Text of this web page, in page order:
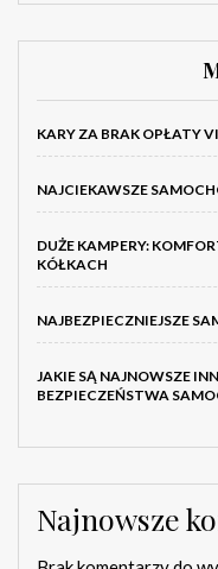
KARY ZA BRAK OPŁATY
NAJCIEKAWSZE
DUŻE KAMPERY:
KÓŁKACH
NAJBEZPIECZNIEJSZE
JAKIE SĄ NAJNOWSZE
BEZPIECZEŃSTWA
Najnowsze